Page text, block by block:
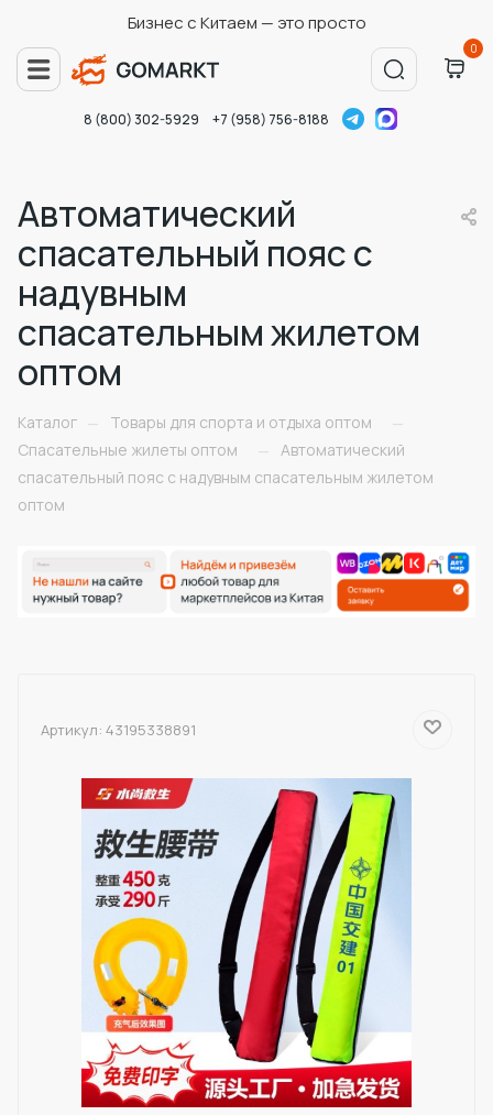
Бизнес с Китаем — это просто
0
8 (800) 302-5929 +7 (958) 756-8188
Автоматический
спасательный пояс с
надувным
спасательным жилетом
оптом
Каталог — Товары для спорта и отдыха оптом
—
Спасательные жилеты оптом
— Автоматический
спасательный пояс с надувным спасательным жилетом
оптом
Артикул: 43195338891